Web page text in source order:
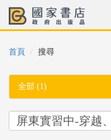
首頁 搜尋
全部 (1)